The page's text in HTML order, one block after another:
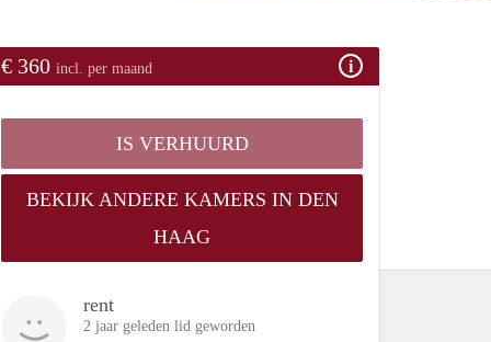
€ 360 incl. per maand
IS VERHUURD
BEKIJK ANDERE KAMERS IN DEN
HAAG
rent
2 jaar geleden lid geworden